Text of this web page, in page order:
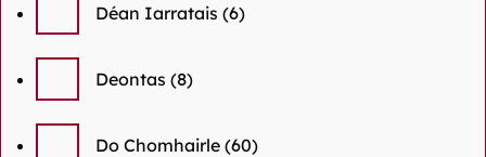
Déan Iarratais (6)
Deontas (8)
Do Chomhairle (60)